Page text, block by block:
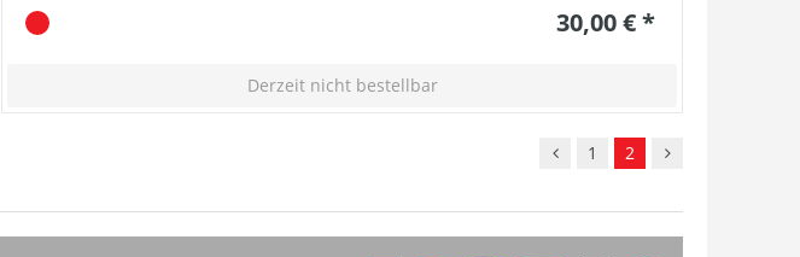
30,00 € *
Derzeit nicht bestellbar
1 2